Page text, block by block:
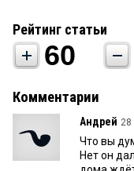
Рейтинг статьи
60
Комментарии
Андрей 28
Что вы
Нет он